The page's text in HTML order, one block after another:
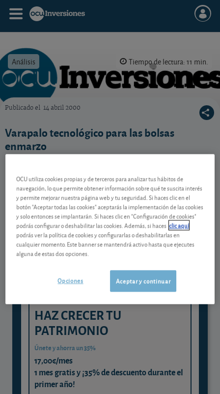
Análisis Tiempo de lectura: 11 min.
Publicado el 14 abril 2000
Varapalo tecnológico para las bolsas
enmarzo
Contenido reservado a SOCIOS
Gestiona tu dinero con visión
experta
y consigue que cada euro trabaje
para ti
HAZ CRECER TU
PATRIMONIO
Únete y ahorra un 35%
17,00€/mes
1 mes gratis y ¡35% de descuento durante el
primer año!
OCU utiliza cookies propias y de terceros para analizar tus hábitos de
navegación, lo que permite obtener información sobre qué te suscita interés
y permite mejorar nuestra página web y tu seguridad. Si haces clic en el
botón "Aceptar todas las cookies" aceptarás la implementación de las cookies
y solo entonces se implantarán. Si haces clic en "Configuración de cookies"
podrás configurar o deshabilitar las cookies. Además, si haces clic aquí
podrás ver la política de cookies y configurarlas o deshabilitarlas en
cualquier momento. Este banner se mantendrá activo hasta que ejecutes
alguna de estas dos opciones.
Aceptar y continuar
Opciones